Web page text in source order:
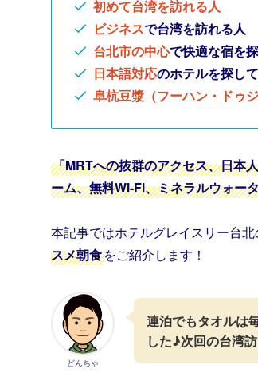
初めて台湾を訪れる人
ビジネスで台湾を訪れる人
台北市の中心で快適な宿を
日本語対応のホテルを探し
阜杭豆漿（フーハン・ドゥジ
「MRTへの抜群のアクセス、日本
ーム、無料Wi-Fi、ミネラルウォー
本記事ではホテルグレイスリー台北
スメ朝食をご紹介します！
どんちゃ
連泊でもタオルは
した♪次回の台湾